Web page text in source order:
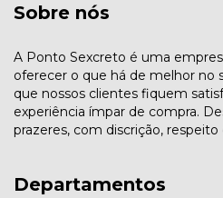
Sobre nós
A Ponto Sexcreto é uma
oferecer o que há de melhor no
que nossos clientes fiquem
experiência ímpar de compra.
prazeres, com discrição,
Departamentos